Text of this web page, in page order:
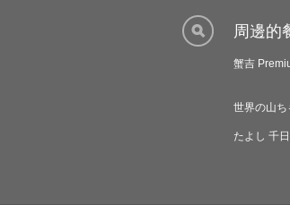
周邊的
蟹吉
世界の山
たよし 千